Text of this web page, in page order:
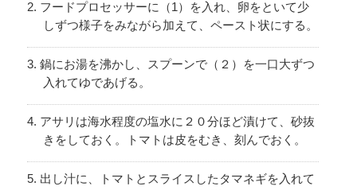
フードプロセッサーに（1）を入れ、卵をといて少
しずつ様子をみながら加えて、ペースト状にする。
鍋にお湯を沸かし、スプーンで（２）を一口大ずつ
入れてゆであげる。
アサリは海水程度の塩水に２０分ほど漬けて、砂抜
きをしておく。トマトは皮をむき、刻んでおく。
出し汁に、トマトとスライスしたタマネギを入れて